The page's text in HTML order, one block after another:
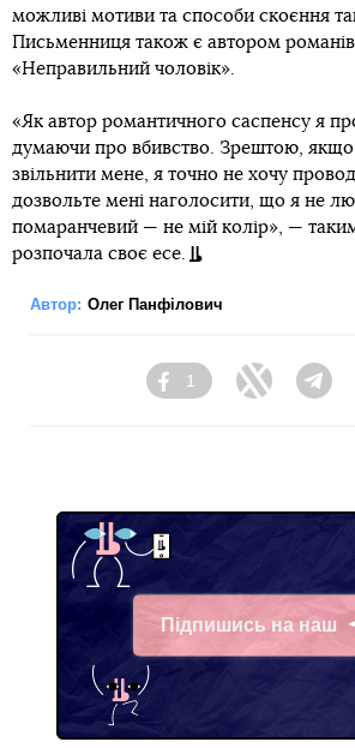
можливі мотиви та способи скоєння
Письменниця також є автором романів
«Неправильний чоловік».
«Як автор романтичного саспенсу я
думаючи про вбивство. Зрештою, якщо
звільнити мене, я точно не хочу
дозвольте мені наголосити, що я не
помаранчевий — не мій колір», —
розпочала своє есе.
Автор: Олег Панфілович
Facebook
1
Twitter
Підпишись на наш
Telegram